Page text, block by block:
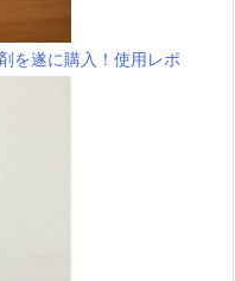
を遂に購入！使用レポ